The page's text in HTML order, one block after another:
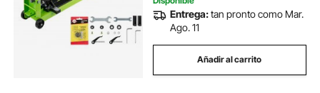
Entrega:tan pronto como Mar.
Ago. 11
Añadir al carrito